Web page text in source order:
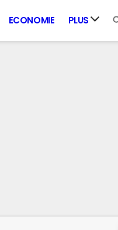
ECONOMIE PLUS